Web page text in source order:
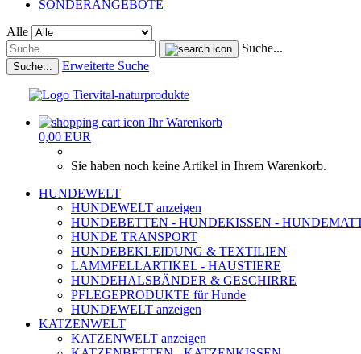
SONDERANGEBOTE
Alle
Suche...
Suche... Erweiterte Suche
Ihr Warenkorb
0,00 EUR
Sie haben noch keine Artikel in Ihrem Warenkorb.
HUNDEWELT
HUNDEWELT anzeigen
HUNDEBETTEN - HUNDEKISSEN -
HUNDE TRANSPORT
HUNDEBEKLEIDUNG & TEXTILIEN
LAMMFELLARTIKEL - HAUSTIERE
HUNDEHALSBÄNDER & GESCHIRRE
PFLEGEPRODUKTE für Hunde
HUNDEWELT anzeigen
KATZENWELT
KATZENWELT anzeigen